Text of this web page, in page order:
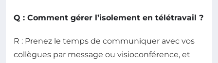
Q : Comment gérer l’isolement en télétravail ?
R : Prenez le temps de communiquer avec vos
collègues par message ou visioconférence, et